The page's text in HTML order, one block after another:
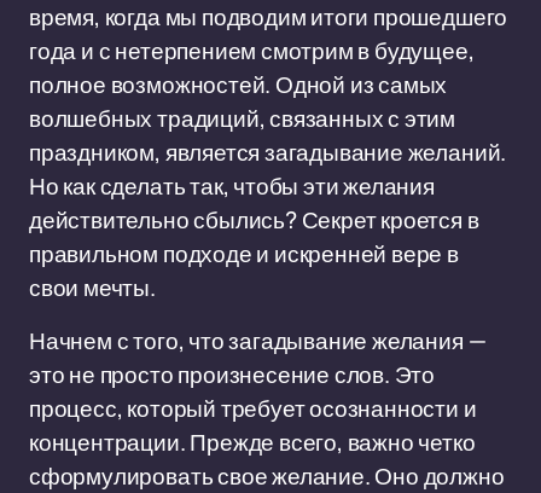
время, когда мы подводим итоги прошедшего
года и с нетерпением смотрим в будущее,
полное возможностей. Одной из самых
волшебных традиций, связанных с этим
праздником, является загадывание желаний.
Но как сделать так, чтобы эти желания
действительно сбылись? Секрет кроется в
правильном подходе и искренней вере в
свои мечты.
Начнем с того, что загадывание желания —
это не просто произнесение слов. Это
процесс, который требует осознанности и
концентрации. Прежде всего, важно четко
сформулировать свое желание. Оно должно